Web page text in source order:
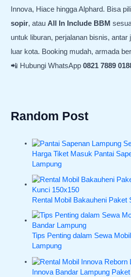
Innova, Hiace hingga Alphard. Bisa
sopir, atauAll In Include BBM
untuk liburan, perjalanan bisnis, antar
luar kota. Booking mudah, armada
📲 Hubungi WhatsApp0821 7889
Random Post
Harga Tiket Masuk Pantai
Lampung
Rental Mobil Bakauheni Paket
Tips Penting dalam Sewa
Lampung
Innova Bandar Lampung